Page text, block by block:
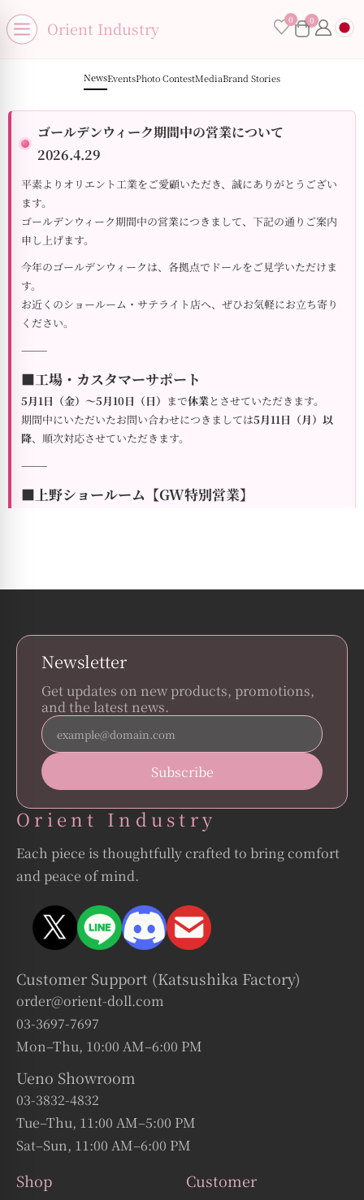
Open menu
Orient Industry 0 0×
No products in the cart.
menu
NewsEventsPhoto ContestMediaBrand Stories
ゴールデンウィーク期間中の営業について
2026.4.29
平素よりオリエント工業をご愛顧いただき、誠にありがとうござい
ます。
ゴールデンウィーク期間中の営業につきまして、下記の通りご案内
申し上げます。
今年のゴールデンウィークは、各拠点でドールをご見学いただけま
す。
お近くのショールーム・サテライト店へ、ぜひお気軽にお立ち寄り
ください。
⸻
■工場・カスタマーサポート
5月1日（金）～5月10日（日） まで休業とさせていただきます。
期間中にいただいたお問い合わせにつきましては5月11日（月）以
降、順次対応させていただきます。
⸻
■上野ショールーム【GW特別営業】
⸻
■関西サテライト店（夢倉庫 伊丹店）
通常通り営業いたします。（毎週金曜日のみ定休）
※２階のみ前日までの事前予約制
ご予約可能時間：10:00～19:00
⸻
■福岡サテライト店（&DOLL）
5月4日（月）のみ休業とさせていただきます。
営業時間：14:00～20:00
⸻
各拠点ごとに異なる展示や雰囲気をお楽しみいただけますので、
この機会にぜひ足をお運びください。
※各店舗の詳細（所在地・アクセス等）につきましては、下記ペー
👉 ショールーム一覧：https://www.orient-doll.com/showroom/
お客様には一部ご不便をおかけいたしますが、何卒ご理解賜ります
ようお願い申し上げます。
皆様のご来店を心よりお待ちしております。
福岡サテライト店「&doll」オープンのお知らせ
2026.3.24
オリエント工業はこの度、九州エリア
「&DOLL」 さまのご協力のもと、福岡サテライトショ
Newsletter
Get updates on new products, promotions,
and the latest news.
Orient Industry
Each piece is thoughtfully crafted to bring comfort
and peace of mind.
Customer Support (Katsushika Factory)
order@orient-doll.com
03-3697-7697
Mon–Thu, 10:00 AM–6:00 PM
Ueno Showroom
03-3832-4832
Tue–Thu, 11:00 AM–5:00 PM
Sat–Sun, 11:00 AM–6:00 PM
Shop Customer